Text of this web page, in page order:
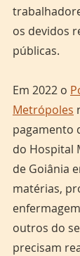
os devidos
públicas.
Em 2022 o
Metrópoles
pagamento
do Hospital
de Goiânia
matérias,
outros do
precisam